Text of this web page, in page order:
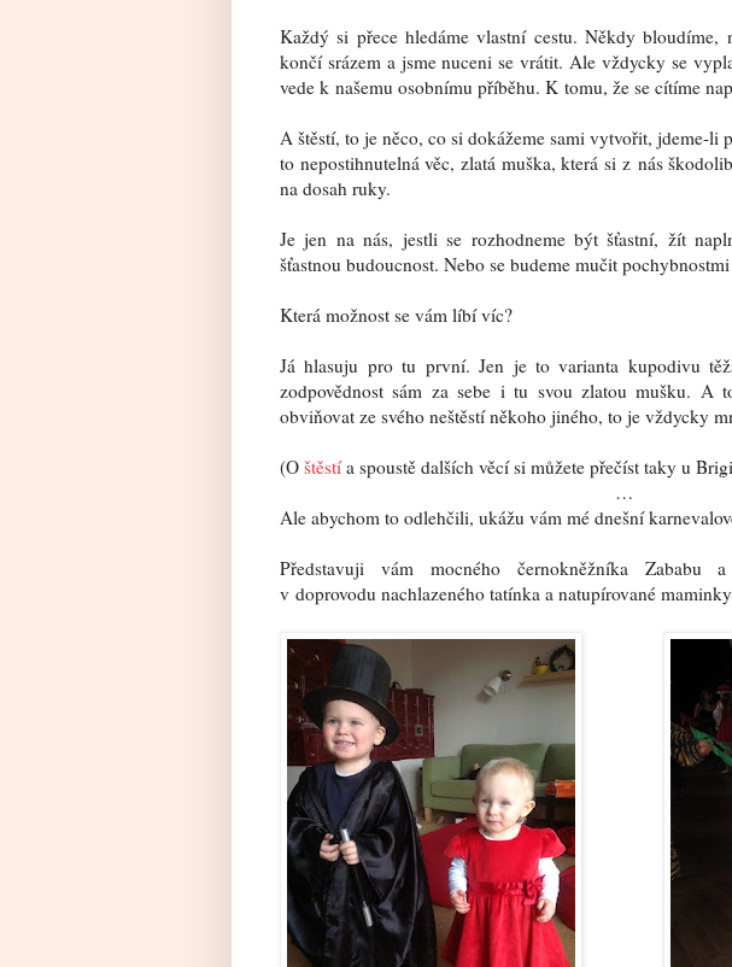
Každý si přece hledáme vlastní cestu. Někdy bloudíme,
končí srázem a jsme nuceni se vrátit. Ale vždycky se
vede k našemu osobnímu příběhu. K tomu, že se cítíme
A štěstí, to je něco, co si dokážeme sami vytvořit, jdeme-li
to nepostihnutelná věc, zlatá muška, která si z nás
na dosah ruky.
Je jen na nás, jestli se rozhodneme být šťastní, žít
šťastnou budoucnost. Nebo se budeme mučit
Která možnost se vám líbí víc?
Já hlasuju pro tu první. Jen je to varianta kupodivu
zodpovědnost sám za sebe i tu svou zlatou mušku. A
obviňovat ze svého neštěstí někoho jiného, to je vždycky
(O štěstía spoustě dalších věcí si můžete přečíst taky u
…
Ale abychom to odlehčili, ukážu vám mé dnešní
Představuji vám mocného černokněžníka Zababu
v doprovodu nachlazeného tatínka a natupírované